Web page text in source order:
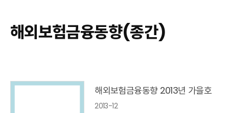
보험금융연구
KIRI 리포트
최신 해외보험연구동향
해외보험금융동향(종간)
해외보험금융동향 2013년 가을호
2013-12